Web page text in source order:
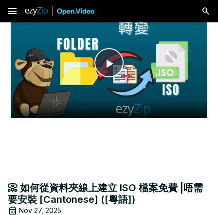
menu
Play
Video
📀 如何從資料夾線上建立 ISO 檔案免費 |唔需
要安裝 [Cantonese] ([粵語])
Nov 27, 2025